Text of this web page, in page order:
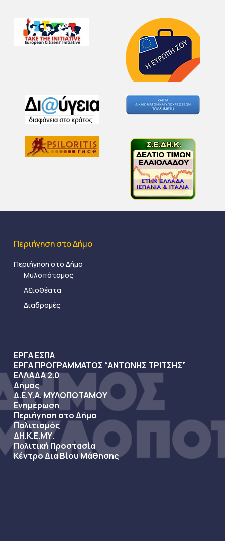
Περιήγηση στο Δήμο
Περιήγηση στο Δήμο
Μυλοπόταμος
Αξιοθέατα
Διαδρομές
ΕΡΓΑ ΕΣΠΑ
ΕΡΓΑ ΠΡΟΓΡΑΜΜΑΤΟΣ “ΑΝΤΩΝΗΣ ΤΡΙΤΣΗΣ”
ΕΛΛΑΔΑ 2.0
Δήμος
Δ.Ε.Υ.Α. ΜΥΛΟΠΟΤΑΜΟΥ
Ενημέρωση
Περιήγηση στο Δήμο
Πολιτισμός
ΔΗ.Κ.Ε.ΜΥ.
Πολιτική Προστασία
Κέντρο Δια Βίου Μάθησης